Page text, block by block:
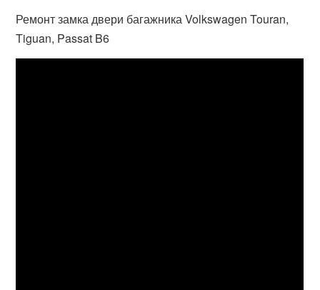
Ремонт замка двери багажника Volkswagen Touran,
Tiguan, Passat B6